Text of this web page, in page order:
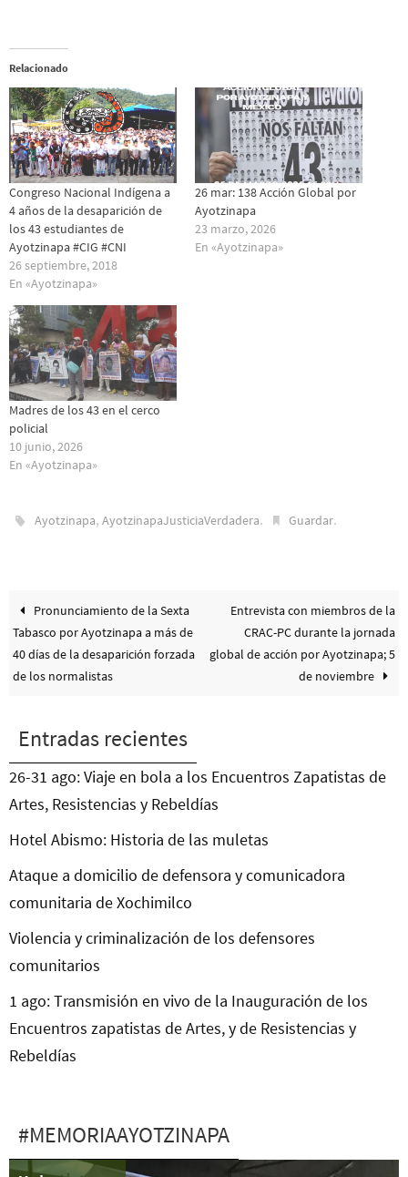
Relacionado
Congreso Nacional Indígena a
4 años de la desaparición de
los 43 estudiantes de
Ayotzinapa #CIG #CNI
26 septiembre, 2018
En «Ayotzinapa»
26 mar: 138 Acción Global por
Ayotzinapa
23 marzo, 2026
En «Ayotzinapa»
Madres de los 43 en el cerco
policial
10 junio, 2026
En «Ayotzinapa»
Ayotzinapa,AyotzinapaJusticiaVerdadera. Guardar.
Pronunciamiento de la Sexta
Tabasco por Ayotzinapa a más de
40 días de la desaparición forzada
de los normalistas
Entrevista con miembros de la
CRAC-PC durante la jornada
global de acción por Ayotzinapa; 5
de noviembre
Entradas recientes
26-31 ago: Viaje en bola a los Encuentros Zapatistas de
Artes, Resistencias y Rebeldías
Hotel Abismo: Historia de las muletas
Ataque a domicilio de defensora y comunicadora
comunitaria de Xochimilco
Violencia y criminalización de los defensores
comunitarios
1 ago: Transmisión en vivo de la Inauguración de los
Encuentros zapatistas de Artes, y de Resistencias y
Rebeldías
#MEMORIAAYOTZINAPA